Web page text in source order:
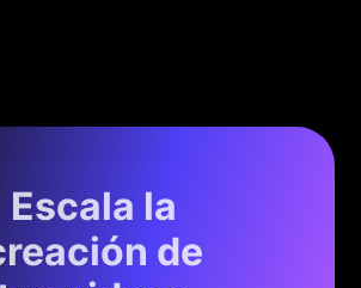
Escala la
de